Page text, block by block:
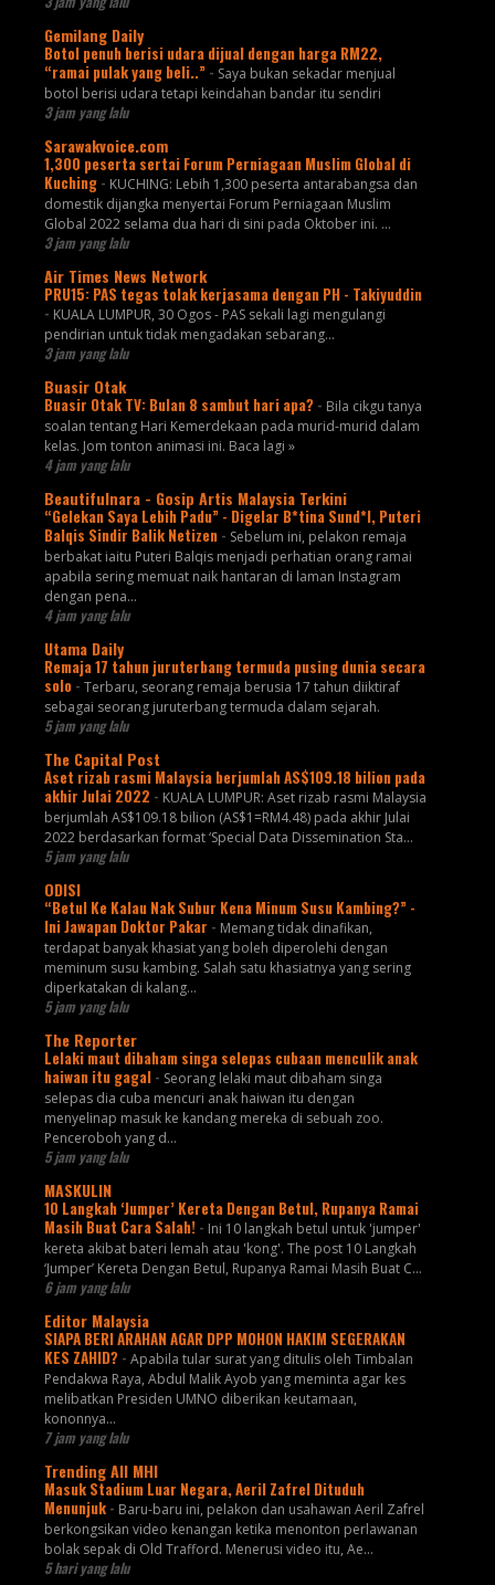
Gemilang Daily
Botol penuh berisi udara dijual dengan harga RM22,
“ramai pulak yang beli..” - Saya bukan sekadar menjual
botol berisi udara tetapi keindahan bandar itu sendiri
3 jam yang lalu
Sarawakvoice.com
1,300 peserta sertai Forum Perniagaan Muslim Global di
Kuching - KUCHING: Lebih 1,300 peserta antarabangsa dan
domestik dijangka menyertai Forum Perniagaan Muslim
Global 2022 selama dua hari di sini pada Oktober ini. ...
3 jam yang lalu
Air Times News Network
PRU15: PAS tegas tolak kerjasama dengan PH - Takiyuddin
- KUALA LUMPUR, 30 Ogos - PAS sekali lagi mengulangi
pendirian untuk tidak mengadakan sebarang…
3 jam yang lalu
Buasir Otak
Buasir Otak TV: Bulan 8 sambut hari apa? - Bila cikgu tanya
soalan tentang Hari Kemerdekaan pada murid-murid dalam
kelas. Jom tonton animasi ini. Baca lagi »
4 jam yang lalu
Beautifulnara - Gosip Artis Malaysia Terkini
“Gelekan Saya Lebih Padu” - Digelar B*tina Sund*l, Puteri
Balqis Sindir Balik Netizen - Sebelum ini, pelakon remaja
berbakat iaitu Puteri Balqis menjadi perhatian orang ramai
apabila sering memuat naik hantaran di laman Instagram
dengan pena...
4 jam yang lalu
Utama Daily
Remaja 17 tahun juruterbang termuda pusing dunia secara
solo - Terbaru, seorang remaja berusia 17 tahun diiktiraf
sebagai seorang juruterbang termuda dalam sejarah.
5 jam yang lalu
The Capital Post
Aset rizab rasmi Malaysia berjumlah AS$109.18 bilion pada
akhir Julai 2022 - KUALA LUMPUR: Aset rizab rasmi Malaysia
berjumlah AS$109.18 bilion (AS$1=RM4.48) pada akhir Julai
2022 berdasarkan format ‘Special Data Dissemination Sta...
5 jam yang lalu
ODISI
“Betul Ke Kalau Nak Subur Kena Minum Susu Kambing?” -
Ini Jawapan Doktor Pakar - Memang tidak dinafikan,
terdapat banyak khasiat yang boleh diperolehi dengan
meminum susu kambing. Salah satu khasiatnya yang sering
diperkatakan di kalang...
5 jam yang lalu
The Reporter
Lelaki maut dibaham singa selepas cubaan menculik anak
haiwan itu gagal - Seorang lelaki maut dibaham singa
selepas dia cuba mencuri anak haiwan itu dengan
menyelinap masuk ke kandang mereka di sebuah zoo.
Penceroboh yang d...
5 jam yang lalu
MASKULIN
10 Langkah ‘Jumper’ Kereta Dengan Betul, Rupanya Ramai
Masih Buat Cara Salah! - Ini 10 langkah betul untuk 'jumper'
kereta akibat bateri lemah atau 'kong'. The post 10 Langkah
‘Jumper’ Kereta Dengan Betul, Rupanya Ramai Masih Buat C...
6 jam yang lalu
Editor Malaysia
SIAPA BERI ARAHAN AGAR DPP MOHON HAKIM SEGERAKAN
KES ZAHID? - Apabila tular surat yang ditulis oleh Timbalan
Pendakwa Raya, Abdul Malik Ayob yang meminta agar kes
melibatkan Presiden UMNO diberikan keutamaan,
kononnya...
7 jam yang lalu
Trending All MHI
Masuk Stadium Luar Negara, Aeril Zafrel Dituduh
Menunjuk - Baru-baru ini, pelakon dan usahawan Aeril Zafrel
berkongsikan video kenangan ketika menonton perlawanan
bolak sepak di Old Trafford. Menerusi video itu, Ae...
5 hari yang lalu